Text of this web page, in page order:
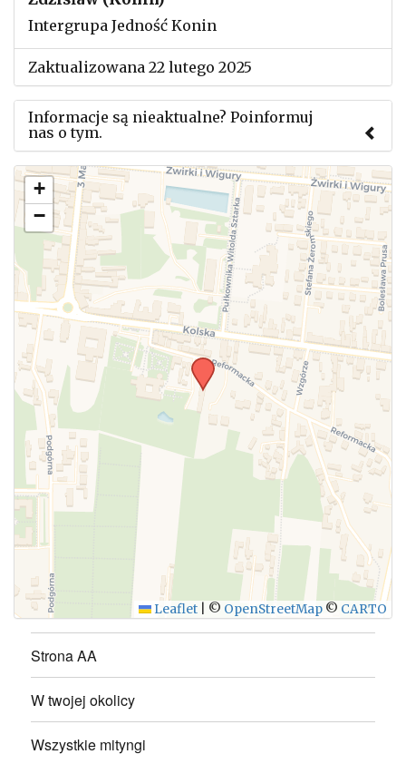
Intergrupa Jedność Konin
Zaktualizowana 22 lutego 2025
Informacje są nieaktualne? Poinformuj
nas o tym.
Użyj tego formularza aby przesłać informację o
zmianach w powyższym mityngu.
+
−
Leaflet © OpenStreetMap © CARTO
Strona AA
W twojej okolicy
Wszystkie mityngi